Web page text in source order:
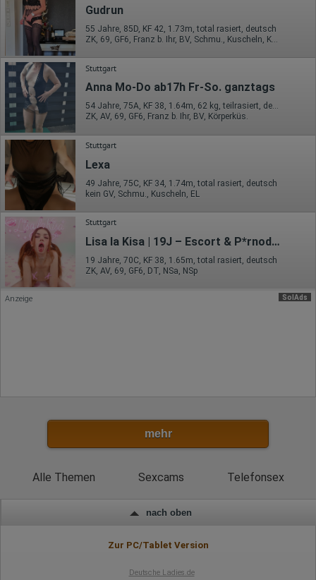
Herausgeber:
Hotjar Limited, Malta
Erhobene Daten:
Datum und Uhrzeit des Besuchs
Gerätetyp
Geografischer Standort
IP-Adresse
Mausbewegungen
Besuchte Seiten
Referrer URL
Bildschirmauflösung
Eindeutige Gerätekennung
Sprachinformationen
Gerätebestriebssystem
Browser-Typ
Klicks
Domain-Name
Eindeutige Benutzerkennung
Antworten auf Umfragen
Ort der Verarbeitung:
Europäische Union
Rechtliche Grundlage der Verarbeitung
Art. 6 Abs. 1 S. 1 lit. a DSGVO
Gudrun
55 Jahre, 85D, KF 42, 1.73m, total rasiert, deutsch
ZK, 69, GF6, Franz b. Ihr, BV, Schmu., Kuscheln, Körperküs.
Stuttgart
Anna Mo-Do ab17h Fr-So. ganztags
54 Jahre, 75A, KF 38, 1.64m, 62 kg, teilrasiert, deutsch
ZK, AV, 69, GF6, Franz b. Ihr, BV, Körperküs.
Stuttgart
Lexa
49 Jahre, 75C, KF 34, 1.74m, total rasiert, deutsch
kein GV, Schmu., Kuscheln, EL
Stuttgart
Lisa la Kisa | 19J – Escort & P*rnodarstellerin
19 Jahre, 70C, KF 38, 1.65m, total rasiert, deutsch
ZK, AV, 69, GF6, DT, NSa, NSp
SolAds
Anzeige
mehr
Alle Themen Sexcams Telefonsex
nach oben
Zur PC/Tablet Version
Deutsche Ladies.de